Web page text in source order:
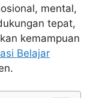
mental,
tepat,
kemampuan
Belajar